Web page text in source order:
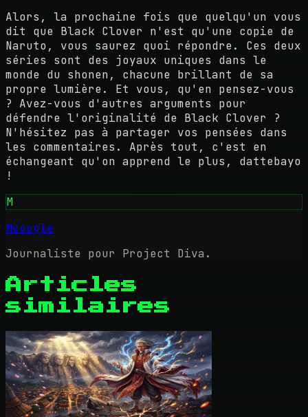
Alors, la prochaine fois que quelqu'un vous
dit que Black Clover n'est qu'une copie de
Naruto, vous saurez quoi répondre. Ces deux
séries sont des joyaux uniques dans le
monde du shonen, chacune brillant de sa
propre lumière. Et vous, qu'en pensez-vous
? Avez-vous d'autres arguments pour
défendre l'originalité de Black Clover ?
N'hésitez pas à partager vos pensées dans
les commentaires. Après tout, c'est en
échangeant qu'on apprend le plus, dattebayo
!
M
Mooogle
Journaliste pour Project Diva.
Articles
similaires